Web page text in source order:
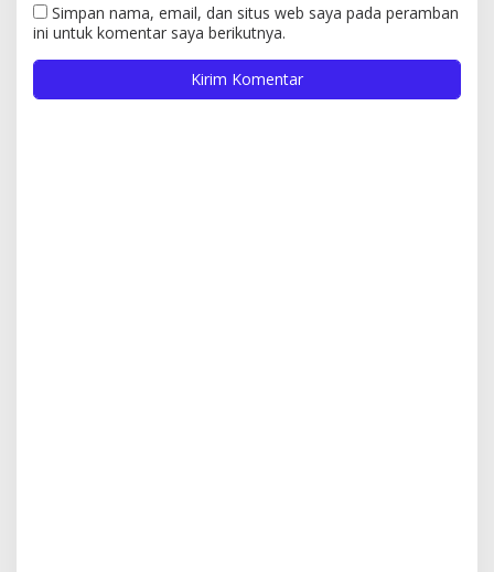
Simpan nama, email, dan situs web saya pada peramban
ini untuk komentar saya berikutnya.